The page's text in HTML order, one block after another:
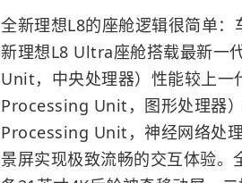
全新理想L8的座舱逻辑很简单
新理想L8 Ultra座舱搭载最新一
Unit，中央处理器）性能较上
Processing Unit，图形处理器
Processing Unit，神经网络处
景屏实现极致流畅的交互体验